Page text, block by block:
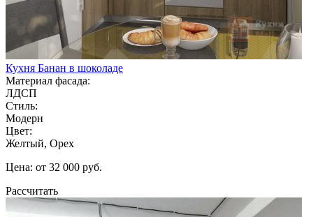
Кухня Банан в шоколаде
Материал фасада:
ЛДСП
Стиль:
Модерн
Цвет:
Желтый, Орех
Цена: от 32 000 руб.
Рассчитать